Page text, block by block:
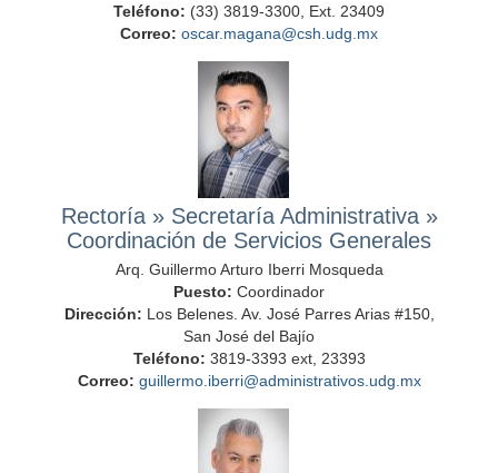
Teléfono: (33) 3819-3300, Ext. 23409
Correo: oscar.magana@csh.udg.mx
Rectoría» Secretaría Administrativa»
Coordinación de Servicios Generales
Arq. Guillermo Arturo Iberri Mosqueda
Puesto: Coordinador
Dirección: Los Belenes. Av. José Parres Arias #150,
San José del Bajío
Teléfono: 3819-3393 ext, 23393
Correo: guillermo.iberri@administrativos.udg.mx